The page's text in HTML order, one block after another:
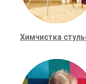
Химчистка